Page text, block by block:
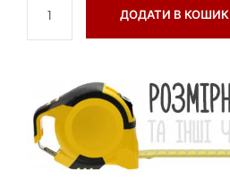
ДОДАТИ В КОШИК